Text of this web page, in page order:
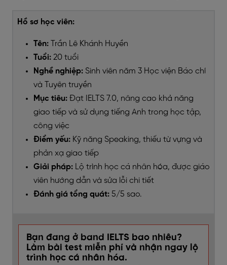
Hồ sơ học viên:
Tên: Trần Lê Khánh Huyền
Tuổi: 20 tuổi
Nghề nghiệp: Sinh viên năm 3 Học viện Báo chí
và Tuyên truyền
Mục tiêu: Đạt IELTS 7.0, nâng cao khả năng
giao tiếp và sử dụng tiếng Anh trong học tập,
công việc
Điểm yếu: Kỹ năng Speaking, thiếu từ vựng và
phản xạ giao tiếp
Giải pháp: Lộ trình học cá nhân hóa, được giáo
viên hướng dẫn và sửa lỗi chi tiết
Đánh giá tổng quát: 5/5 sao.
Bạn đang ở band IELTS bao nhiêu?
Làm bài test miễn phí và nhận ngay lộ
trình học cá nhân hóa.